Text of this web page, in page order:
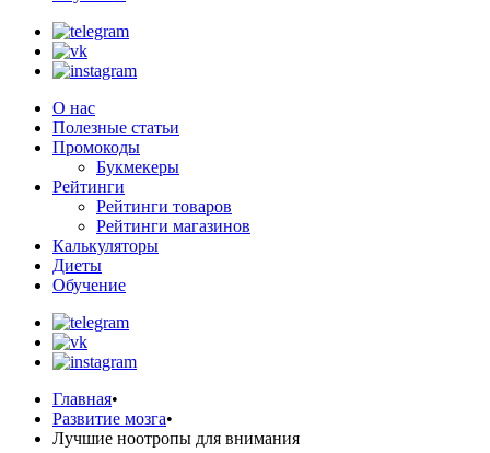
О нас
Полезные статьи
Промокоды
Букмекеры
Рейтинги
Рейтинги товаров
Рейтинги магазинов
Калькуляторы
Диеты
Обучение
Главная•
Развитие мозга•
Лучшие ноотропы для внимания